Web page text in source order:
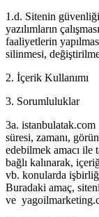
1.d. Sitenin
yazılımların
faaliyetlerin
silinmesi,
2. İçerik Kullanımı
3. Sorumluluklar
3a.
süresi, zamanı,
edebilmek amacı
bağlı kalınarak,
vb. konularda işbirliği
Buradaki amaç,
ve